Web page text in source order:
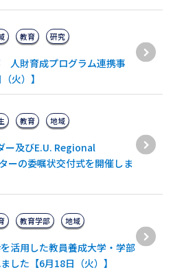
財育成プログラム連携事
火）】
教育 研究
ー及びE.U. Regional
ーの委嘱状交付式を開催しま
教育 地域
活用した教員養成大学・学部
した【6月18日（火）】
教育学部 地域